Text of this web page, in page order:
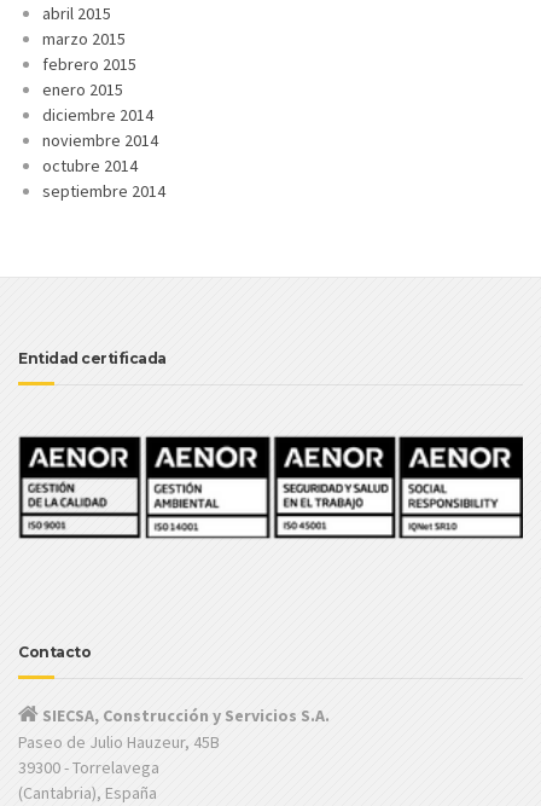
abril 2015
marzo 2015
febrero 2015
enero 2015
diciembre 2014
noviembre 2014
octubre 2014
septiembre 2014
Entidad certificada
Contacto
SIECSA, Construcción y Servicios S.A.
Paseo de Julio Hauzeur, 45B
39300 - Torrelavega
(Cantabria), España